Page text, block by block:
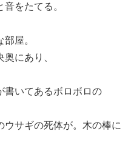
をたてる。
屋。
にあり、
書いてあるボロボロの
ウサギの死体が。木の棒に